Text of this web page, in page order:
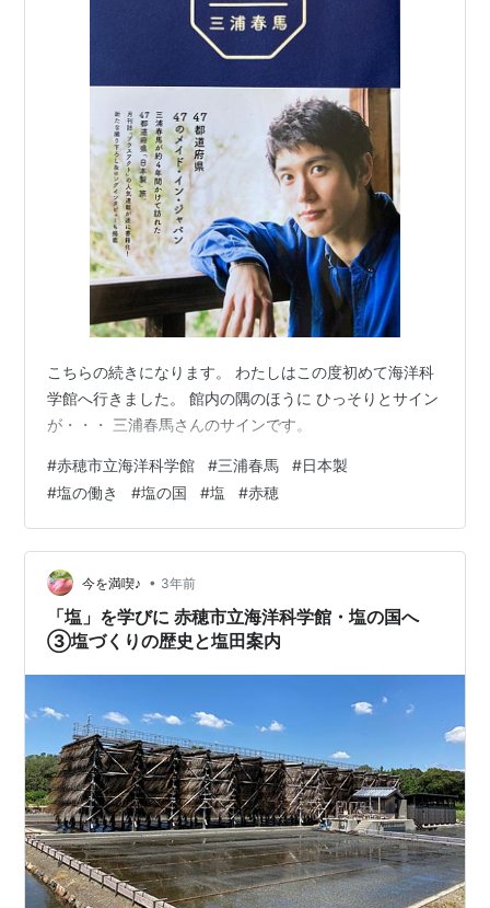
こちらの続きになります。 わたしはこの度初めて海洋科
学館へ行きました。 館内の隅のほうに ひっそりとサイン
が・・・ 三浦春馬さんのサインです。
#赤穂市立海洋科学館 #三浦春馬 #日本製
#塩の働き #塩の国 #塩 #赤穂
今を満喫♪ • 3年前
「塩」を学びに 赤穂市立海洋科学館・塩の国へ
③塩づくりの歴史と塩田案内